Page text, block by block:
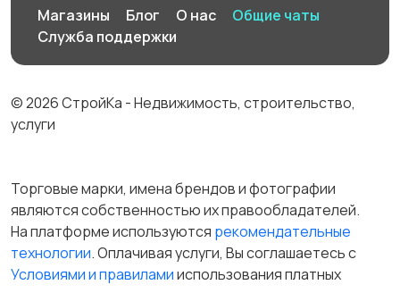
Магазины Блог О нас
Общие чаты
Служба поддержки
© 2026 СтройКа - Недвижимость, строительство,
услуги
Торговые марки, имена брендов и фотографии
являются собственностью их правообладателей.
На платформе используются рекомендательные
технологии. Оплачивая услуги, Вы соглашаетесь c
Условиями и правиламииспользования платных